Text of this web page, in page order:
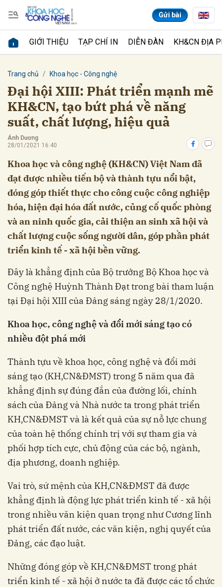
Gửi bài
GIỚI THIỆU TẠP CHÍ IN DIỄN ĐÀN KH&CN ĐỊA
Trang chủ Khoa học - Công nghệ
Đại hội XIII: Phát triển mạnh mẽ
KH&CN, tạo bứt phá về năng
suất, chất lượng, hiệu quả
Ánh Dương
28/01/2021 16:40
Khoa học và công nghệ (KH&CN) Việt Nam đã
đạt được nhiều tiến bộ và thành tựu nổi bật,
đóng góp thiết thực cho công cuộc công nghiệp
hóa, hiện đại hóa đất nước, củng cố quốc phòng
và an ninh quốc gia, cải thiện an sinh xã hội và
chất lượng cuộc sống người dân, góp phần phát
triển kinh tế - xã hội bền vững.
Đây là khẳng định của Bộ trưởng Bộ Khoa học và
Công nghệ Huỳnh Thành Đạt trong bài tham luận
tại Đại hội XIII của Đảng sáng ngày 28/1/2020.
Khoa học, công nghệ và đổi mới sáng tạo có
nhiều đột phá mới
Thành tựu về khoa học, công nghệ và đổi mới
sáng tạo (KH,CN&ĐMST) trong 5 năm qua đã
khẳng định sự đúng đắn của đường lối, chính
sách của Đảng và Nhà nước ta trong phát triển
KH,CN&ĐMST và là kết quả của sự nỗ lực chung
của toàn hệ thống chính trị với sự tham gia và
phối hợp tích cực, chủ động của các bộ, ngành,
địa phương, doanh nghiệp.
Vai trò, sứ mệnh của KH,CN&ĐMST đã được
khẳng định là động lực phát triển kinh tế - xã hội
trong nhiều văn kiện quan trọng như Cương lĩnh
phát triển đất nước, các văn kiện, nghị quyết của
Đảng, các đạo luật.
Những đóng góp về KH,CN&ĐMST trong phát
triển kinh tế - xã hội ở nước ta đã được các tổ chức
Gửi bình luận
Hủy Gửi